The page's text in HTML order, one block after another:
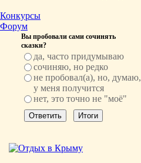
Конкурсы
Форум
Вы пробовали сами сочинять
сказки?
да, часто придумываю
сочиняю, но редко
не пробовал(а), но, думаю,
у меня получится
нет, это точно не "моё"